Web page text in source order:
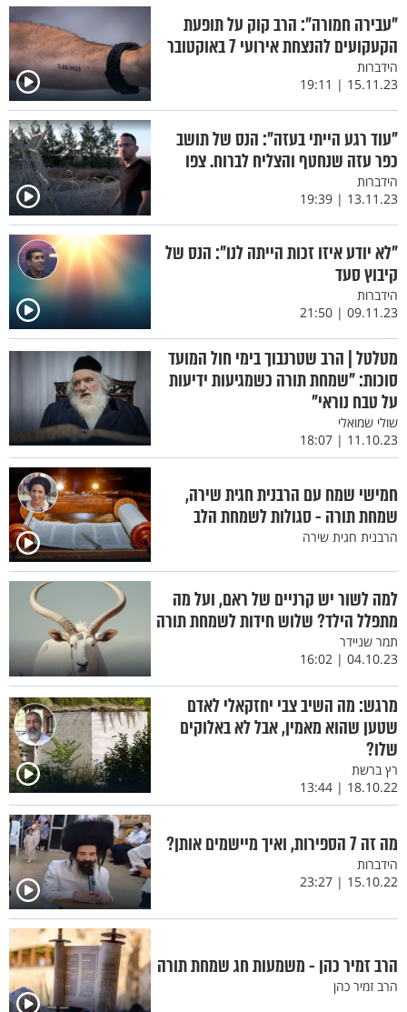
"עבירה חמורה": הרב קוק על תופעת
הקעקועים להנצחת אירועי 7 באוקטובר
הידברות
15.11.23 | 19:11
"עוד רגע הייתי בעזה": הנס של תושב
כפר עזה שנחטף והצליח לברוח. צפו
הידברות
13.11.23 | 19:39
"לא יודע איזו זכות הייתה לנו": הנס של
קיבוץ סעד
הידברות
09.11.23 | 21:50
מטלטל | הרב שטרנבוך בימי חול המועד
סוכות: "שמחת תורה כשמגיעות ידיעות
על טבח נוראי"
שולי שמואלי
11.10.23 | 18:07
חמישי שמח עם הרבנית חגית שירה,
שמחת תורה - סגולות לשמחת הלב
הרבנית חגית שירה
למה לשור יש קרניים של ראם, ועל מה
מתפלל הילד? שלוש חידות לשמחת תורה
תמר שניידר
04.10.23 | 16:02
מרגש: מה השיב צבי יחזקאלי לאדם
שטען שהוא מאמין, אבל לא באלוקים
שלו?
רץ ברשת
18.10.22 | 13:44
מה זה 7 הספירות, ואיך מיישמים אותן?
הידברות
15.10.22 | 23:27
הרב זמיר כהן - משמעות חג שמחת תורה
הרב זמיר כהן